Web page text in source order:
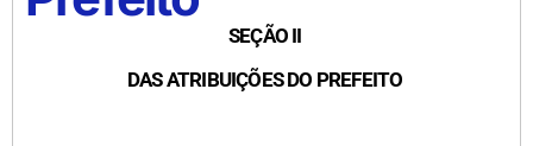
SEÇÃO II
DAS ATRIBUIÇÕES DO PREFEITO